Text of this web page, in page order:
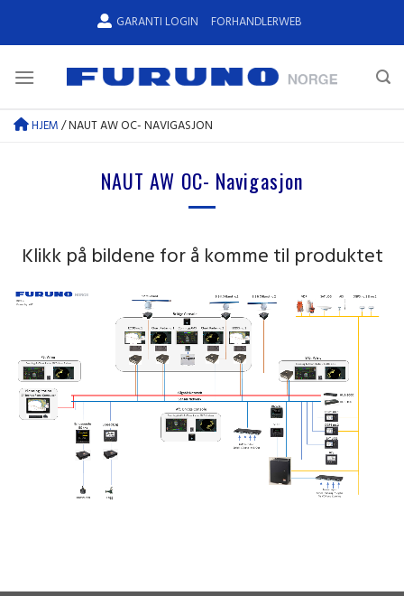
GARANTI LOGIN FORHANDLERWEB
HJEM/NAUT AW OC- NAVIGASJON
NAUT AW OC- Navigasjon
Klikk på bildene for å komme til produktet